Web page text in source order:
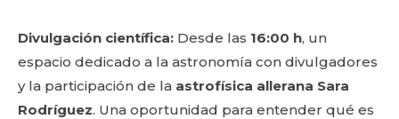
Divulgación científica: Desde las 16:00 h, un
espacio dedicado a la astronomía con divulgadores
y la participación de la astrofísica allerana Sara
Rodríguez. Una oportunidad para entender qué es